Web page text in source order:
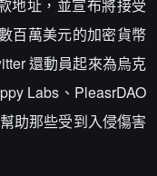
地址，並宣布將接受
百萬美元的加密貨幣
還動員起來為烏克
Labs、PleasrDAO
助那些受到入侵傷害